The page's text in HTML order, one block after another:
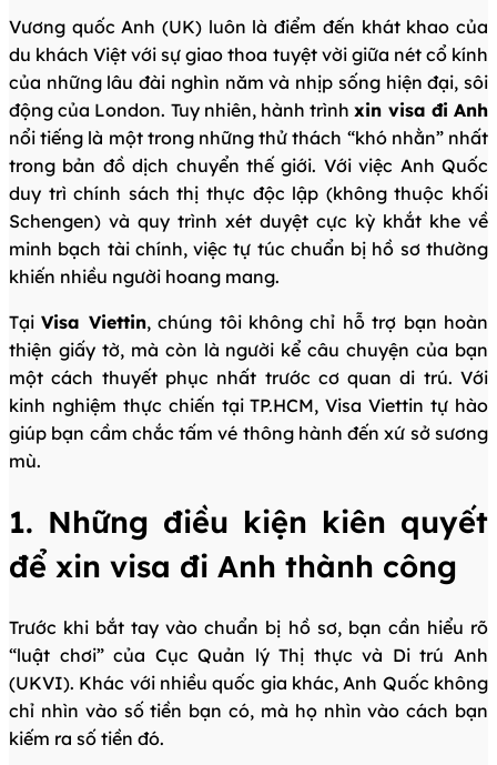
Vương quốc Anh (UK) luôn là điểm đến khát khao của
du khách Việt với sự giao thoa tuyệt vời giữa nét cổ kính
của những lâu đài nghìn năm và nhịp sống hiện đại, sôi
động của London. Tuy nhiên, hành trìnhxin visa đi Anh
nổi tiếng là một trong những thử thách “khó nhằn” nhất
trong bản đồ dịch chuyển thế giới. Với việc Anh Quốc
duy trì chính sách thị thực độc lập (không thuộc khối
Schengen) và quy trình xét duyệt cực kỳ khắt khe về
minh bạch tài chính, việc tự túc chuẩn bị hồ sơ thường
khiến nhiều người hoang mang.
TạiVisa Viettin, chúng tôi không chỉ hỗ trợ bạn hoàn
thiện giấy tờ, mà còn là người kể câu chuyện của bạn
một cách thuyết phục nhất trước cơ quan di trú. Với
kinh nghiệm thực chiến tại TP.HCM, Visa Viettin tự hào
giúp bạn cầm chắc tấm vé thông hành đến xứ sở sương
mù.
1. Những điều kiện kiên quyết
để xin visa đi Anh thành công
Trước khi bắt tay vào chuẩn bị hồ sơ, bạn cần hiểu rõ
“luật chơi” của Cục Quản lý Thị thực và Di trú Anh
(UKVI). Khác với nhiều quốc gia khác, Anh Quốc không
chỉ nhìn vào số tiền bạn có, mà họ nhìn vào cách bạn
kiếm ra số tiền đó.